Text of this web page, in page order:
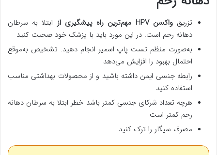
تزریقواکسن HPV مهم‌ترین راه پیشگیری از ابتلا به سرطان
دهانه رحم است. در این مورد باید با پزشک خود صحبت کنید
به‌صورت منظم تست پاپ اسمیر انجام دهید. تشخیص به‌موقع
احتمال بهبود را افزایش می‌دهد
رابطه جنسی ایمن داشته باشید و از محصولات بهداشتی مناسب
استفاده کنید
هرچه تعداد شرکای جنسی کمتر باشد خطر ابتلا به سرطان دهانه
رحم کمتر است
مصرف سیگار را ترک کنید